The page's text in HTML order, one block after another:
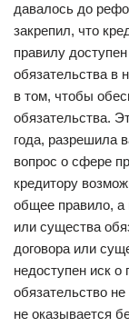
давалось до
закрепил, что
правилу
обязательства в
в том, чтобы
обязательства.
года, разрешила
вопрос о сфере
кредитору
общее правило, а
или существа
договора или
недоступен иск
обязательство
не оказывается